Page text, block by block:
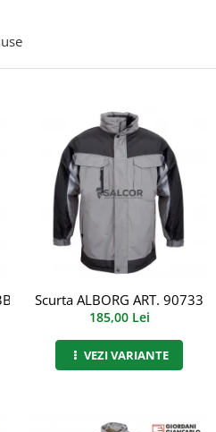
Scurta ALBORG ART. 90733
185,00 Lei
VEZI VARIANTE